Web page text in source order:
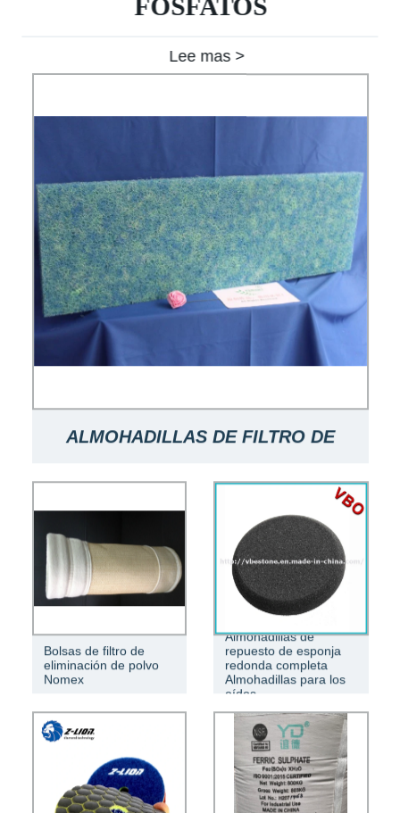
FOSFATOS
Lee mas >
ALMOHADILLAS DE FILTRO DE
ESTANQUE KOI DE MATERIAL DE
FILTRO DE AIRE DE FORMA
RREGULAR DE AGUJERO
Bolsas de filtro de
eliminación de polvo
Nomex
Almohadillas de
repuesto de esponja
redonda completa
Almohadillas para los
oídos